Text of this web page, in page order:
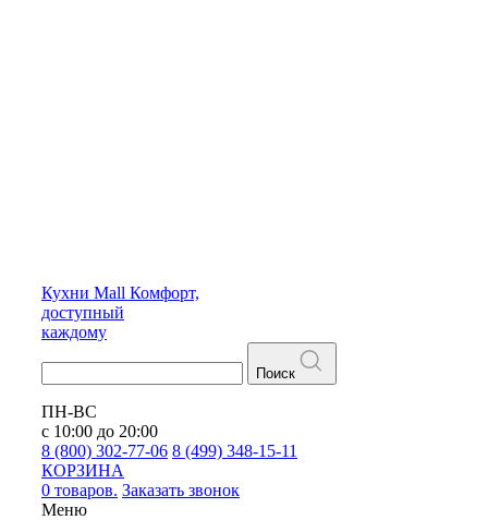
Кухни Mall Комфорт,
доступный
каждому
Поиск
ПН-ВС
с 10:00 до 20:00
8 (800) 302-77-06 8 (499) 348-15-11
КОРЗИНА
0 товаров. Заказать звонок
Меню